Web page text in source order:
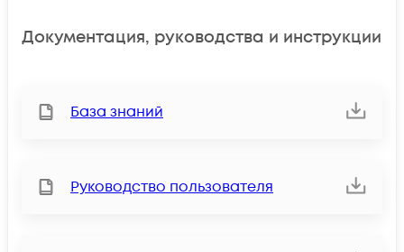
Документация, руководства и инструкции
База знаний
Руководство пользователя